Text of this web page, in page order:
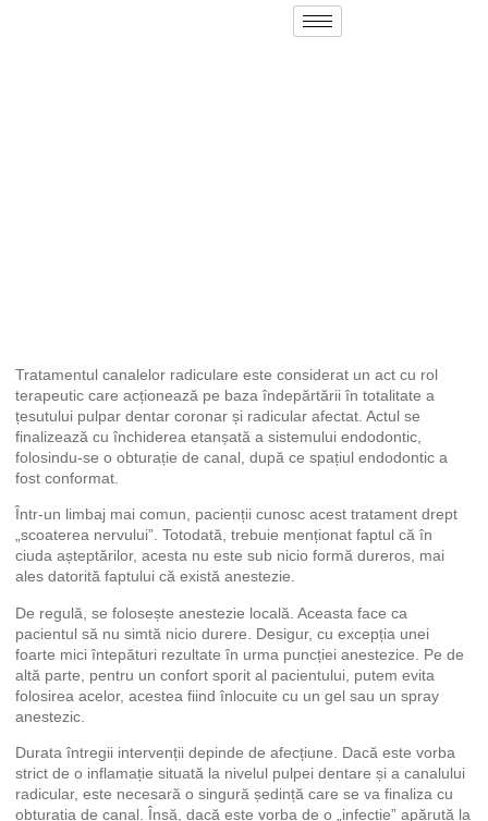
Tratamentul canalelor radiculare este considerat un act cu rol
terapeutic care acționează pe baza îndepărtării în totalitate a
țesutului pulpar dentar coronar și radicular afectat. Actul se
finalizează cu închiderea etanșată a sistemului endodontic,
folosindu-se o obturație de canal, după ce spațiul endodontic a
fost conformat.
Într-un limbaj mai comun, pacienții cunosc acest tratament drept
„scoaterea nervului”. Totodată, trebuie menționat faptul că în
ciuda așteptărilor, acesta nu este sub nicio formă dureros, mai
ales datorită faptului că există anestezie.
De regulă, se folosește anestezie locală. Aceasta face ca
pacientul să nu simtă nicio durere. Desigur, cu excepția unei
foarte mici întepături rezultate în urma puncției anestezice. Pe de
altă parte, pentru un confort sporit al pacientului, putem evita
folosirea acelor, acestea fiind înlocuite cu un gel sau un spray
anestezic.
Durata întregii intervenții depinde de afecțiune. Dacă este vorba
strict de o inflamație situată la nivelul pulpei dentare și a canalului
radicular, este necesară o singură ședință care se va finaliza cu
obturația de canal. Însă, dacă este vorba de o „infecție” apărută la